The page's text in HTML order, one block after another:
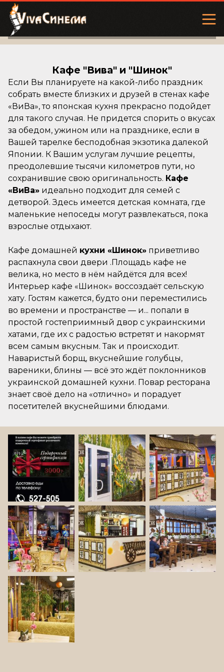
Кафе "Вива" и "Шинок"
Если Вы планируете на какой-либо праздник
собрать вместе близких и друзей в стенах кафе
«ВиВа», то японская кухня прекрасно подойдет
для такого случая. Не придется спорить о вкусах
за обедом, ужином или на празднике, если в
Вашей тарелке бесподобная экзотика далекой
Японии. К Вашим услугам лучшие рецепты,
преодолевшие тысячи километров пути, но
сохранившие свою оригинальность. Кафе
«ВиВа» идеально подходит для семей с
детворой. Здесь имеется детская комната, где
маленькие непоседы могут развлекаться, пока
взрослые отдыхают.
Кафе домашней кухни «Шинок» приветливо
распахнула свои двери .Площадь кафе не
велика, но место в нём найдётся для всех!
Интерьер кафе «Шинок» воссоздаёт сельскую
хату. Гостям кажется, будто они переместились
во времени и пространстве — и... попали в
простой гостеприимный двор с украинскими
хатами, где их с радостью встретят и накормят
всем самым вкусным. Так и происходит.
Наваристый борщ, вкуснейшие голубцы,
вареники, блины — всё это ждёт поклонников
украинской домашней кухни. Повар ресторана
знает своё дело на «отлично» и порадует
посетителей вкуснейшими блюдами.